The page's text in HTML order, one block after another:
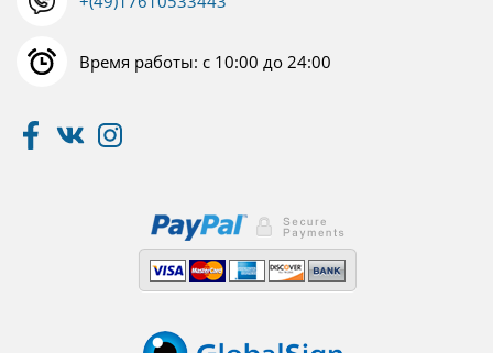
Время работы: с 10:00 до 24:00